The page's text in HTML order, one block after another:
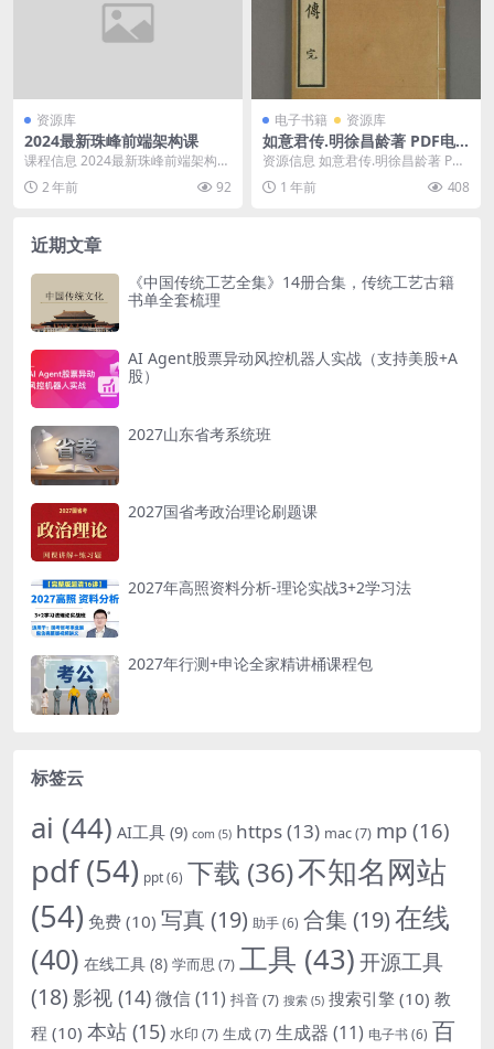
资源库
2024最新珠峰前端架构课
课程信息 2024最新珠峰前端架构
课，包含【保姆级教学】 一步步实
现rollup...
2 年前 92
电子书籍 资源库
如意君传.明徐昌龄著 PDF电
子版下载
资源信息 如意君传.明徐昌龄著 PDF
电子版下载 资源目录 资源下载 如
意君传下...
1 年前 408
近期文章
《中国传统工艺全集》14册合集，传统工艺古籍
书单全套梳理
AI Agent股票异动风控机器人实战（支持美股+A
股）
2027山东省考系统班
2027国省考政治理论刷题课
2027年高照资料分析-理论实战3+2学习法
2027年行测+申论全家精讲桶课程包
标签云
ai (44) AI工具 (9) com (5) https(13) mac(7) mp (16)
pdf(54) ppt(6) 下载 (36)不知名网站
(54) 免费 (10) 写真 (19) 助手(6) 合集 (19)在线
(40) 在线工具 (8) 学而思 (7) 工具 (43)开源工具
(18) 影视 (14)微信(11) 抖音(7) 搜索 (5) 搜索引擎 (10) 教
程 (10) 本站 (15) 水印 (7) 生成(7) 生成器 (11) 电子书(6) 百